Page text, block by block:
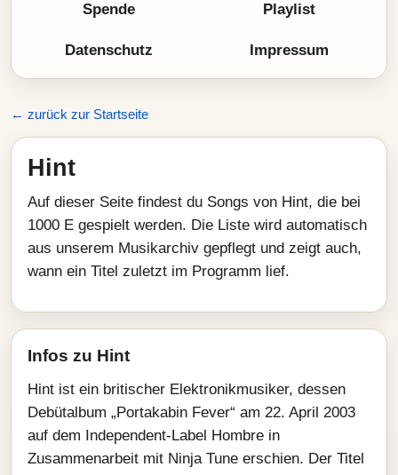
Spende Playlist
Datenschutz Impressum
← zurück zur Startseite
Hint
Auf dieser Seite findest du Songs von Hint, die bei
1000 E gespielt werden. Die Liste wird automatisch
aus unserem Musikarchiv gepflegt und zeigt auch,
wann ein Titel zuletzt im Programm lief.
Infos zu Hint
Hint ist ein britischer Elektronikmusiker, dessen
Debütalbum „Portakabin Fever“ am 22. April 2003
auf dem Independent-Label Hombre in
Zusammenarbeit mit Ninja Tune erschien. Der Titel